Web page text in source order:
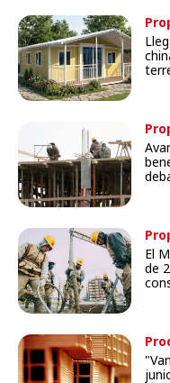
El
de